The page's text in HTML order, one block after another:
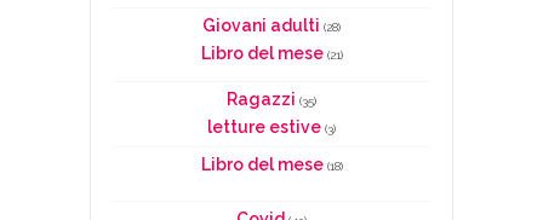
Giovani adulti (28)
Libro del mese(21)
Ragazzi (35)
letture estive (3)
Libro del mese(18)